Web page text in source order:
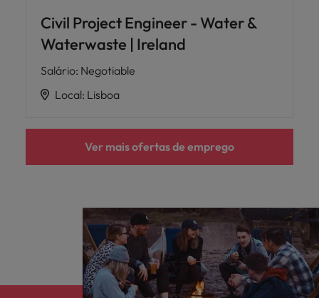
Civil Project Engineer - Water &
Waterwaste | Ireland
Salário: Negotiable
Local: Lisboa
Ver mais ofertas de emprego